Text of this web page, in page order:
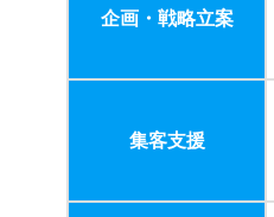
企画・戦略立案
集客支援